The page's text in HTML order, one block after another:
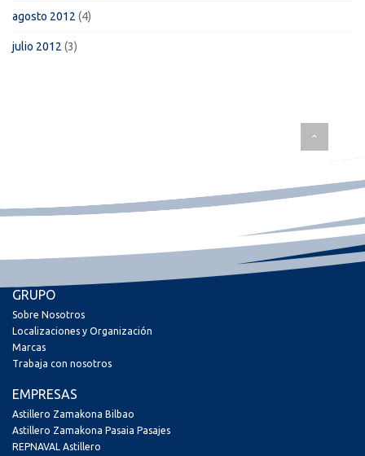
agosto 2012 (4)
julio 2012 (3)
GRUPO
Sobre Nosotros
Localizaciones y Organización
Marcas
Trabaja con nosotros
EMPRESAS
Astillero Zamakona Bilbao
Astillero Zamakona Pasaia Pasajes
REPNAVAL Astillero